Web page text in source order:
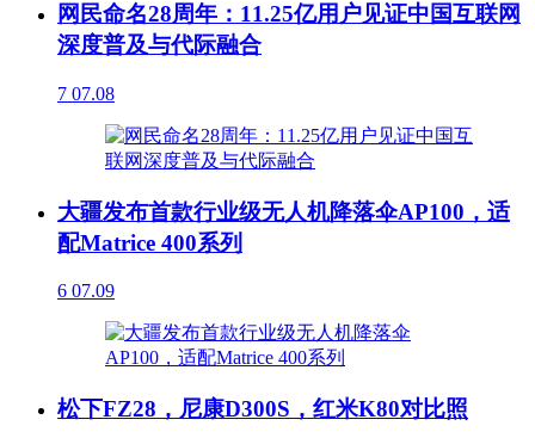
网民命名28周年：11.25亿用户见证中国互联网
深度普及与代际融合
7 07.08
大疆发布首款行业级无人机降落伞AP100，适
配Matrice 400系列
6 07.09
松下FZ28，尼康D300S，红米K80对比照